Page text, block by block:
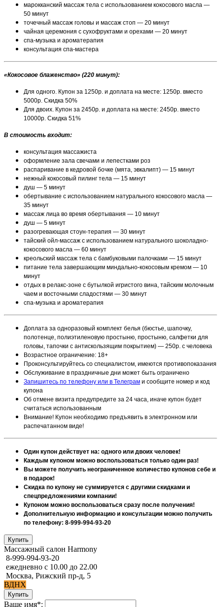
марокканский массаж тела с использованием кокосового масла —
50 минут
точечный массаж головы и массаж стоп — 20 минут
чайная церемония с сухофруктами и орехами — 20 минут
спа-музыка и ароматерапия
консультация спа-мастера
«Кокосовое блаженство» (220 минут):
Для одного. Купон за 1250р. и доплата на месте: 1250р. вместо
5000р. Скидка 50%
Для двоих. Купон за 2450р. и доплата на месте: 2450р. вместо
10000р. Скидка 51%
В стоимость входит:
консультация массажиста
оформление зала свечами и лепестками роз
распаривание в кедровой бочке (мята, эвкалипт) — 15 минут
нежный кокосовый пилинг тела — 15 минут
душ — 5 минут
обертывание с использованием натурального кокосового масла —
35 минут
массаж лица во время обертывания — 10 минут
душ — 5 минут
разогревающая стоун-терапия — 30 минут
тайский ойл-массаж с использованием натурального шоколадно-
кокосового масла — 60 минут
креольский массаж тела с бамбуковыми палочками — 15 минут
питание тела завершающим миндально-кокосовым кремом — 10
минут
отдых в релакс-зоне с бутылкой игристого вина, тайским молочным
чаем и восточными сладостями — 30 минут
спа-музыка и ароматерапия
Доплата за одноразовый комплект белья (бюстье, шапочку,
полотенце, полиэтиленовую простыню, простыню, салфетки для
головы, тапочки с антискользящим покрытием) — 250р. с человека
Возрастное ограничение: 18+
Проконсультируйтесь со специалистом, имеются противопоказания
Обслуживание в праздничные дни может быть ограничено
Запишитесь по телефону или в Телеграм и сообщите номер и код
купона
Об отмене визита предупредите за 24 часа, иначе купон будет
считаться использованным
Внимание! Купон необходимо предъявить в электронном или
распечатанном виде!
Один купон действует на: одного или двоих человек!
Каждым купоном можно воспользоваться только один раз!
Вы можете получить неограниченное количество купонов себе и
в подарок!
Скидка по купону не суммируется с другими скидками и
спецпредложениями компании!
Купоном можно воспользоваться сразу после получения!
Дополнительную информацию и консультации можно получить
по телефону: 8-999-994-93-20
Массажный салон Harmony
8-999-994-93-20
ежедневно с 10.00 до 22.00
Москва, Рижский пр-д, 5
ВДНХ
Ваше имя*: